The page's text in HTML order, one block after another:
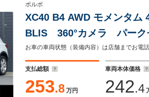
ボルボ
XC40 B4 AWD モメンタ
BLIS 360°カメラ パー
シートヒーター パワー
オートハイビーム
支払総額
253.8 万円
車両本体価格
242.4